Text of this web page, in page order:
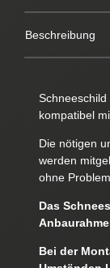
Beschreibung
Schneeschild
kompatibel
Die nötigen
werden
ohne
Das
Bei der